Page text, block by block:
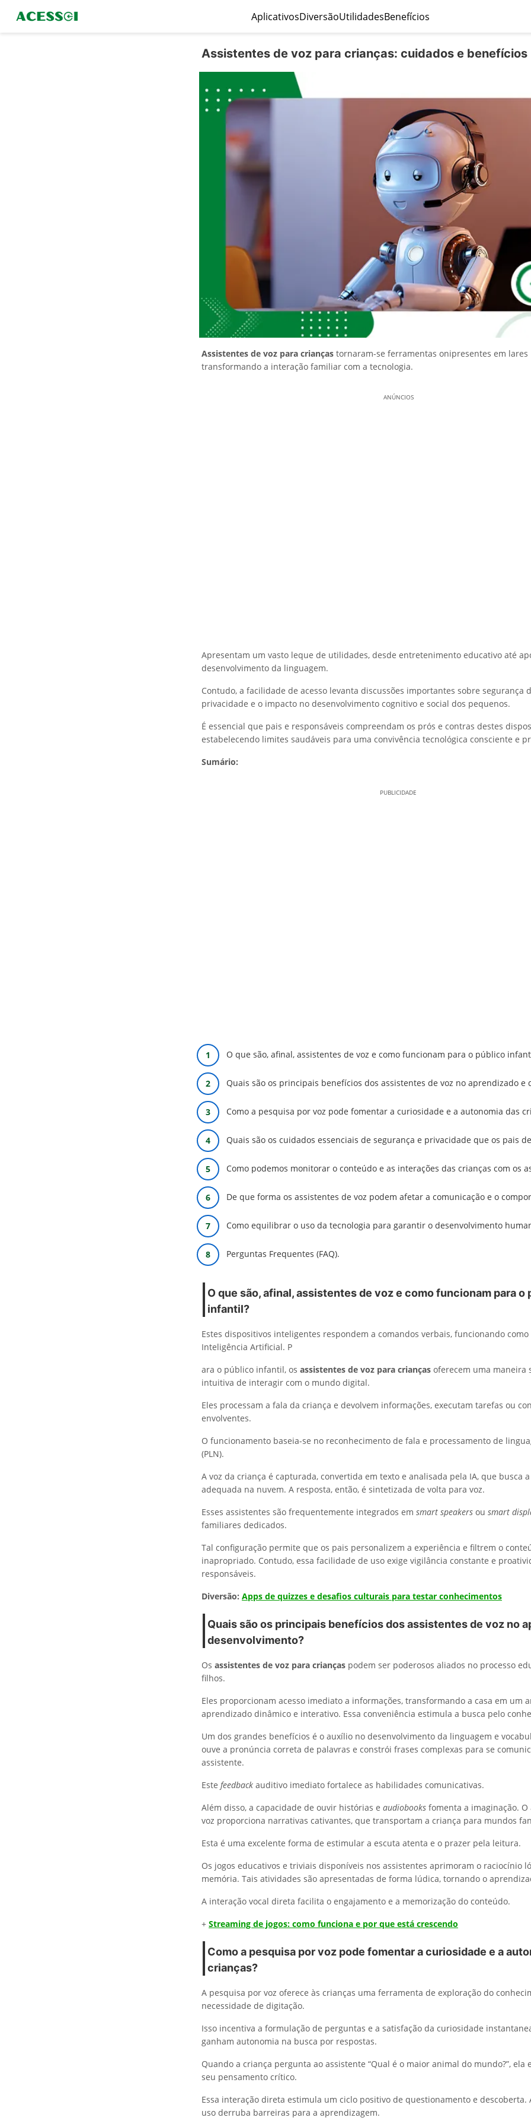
AplicativosDiversãoUtilidadesBenefícios
Assistentes de voz para crianças: cuidados e benefícios
Assistentes de voz para crianças tornaram-se ferramentas onipresentes em lares
transformando a interação familiar com a tecnologia.
ANÚNCIOS
Apresentam um vasto leque de utilidades, desde entretenimento educativo até
desenvolvimento da linguagem.
Contudo, a facilidade de acesso levanta discussões importantes sobre segurança
privacidade e o impacto no desenvolvimento cognitivo e social dos pequenos.
É essencial que pais e responsáveis compreendam os prós e contras destes
estabelecendo limites saudáveis para uma convivência tecnológica consciente e
Sumário:
PUBLICIDADE
O que são, afinal, assistentes de voz e como funcionam para o público
Quais são os principais benefícios dos assistentes de voz no aprendizado e
Como a pesquisa por voz pode fomentar a curiosidade e a autonomia das
Quais são os cuidados essenciais de segurança e privacidade que os pais
Como podemos monitorar o conteúdo e as interações das crianças com os
De que forma os assistentes de voz podem afetar a comunicação e o
Como equilibrar o uso da tecnologia para garantir o desenvolvimento
Perguntas Frequentes (FAQ).
O que são, afinal, assistentes de voz e como funcionam para o
infantil?
Estes dispositivos inteligentes respondem a comandos verbais, funcionando
Inteligência Artificial. P
ara o público infantil, os assistentes de voz para crianças oferecem uma maneira
intuitiva de interagir com o mundo digital.
Eles processam a fala da criança e devolvem informações, executam tarefas ou
envolventes.
O funcionamento baseia-se no reconhecimento de fala e processamento de
(PLN).
A voz da criança é capturada, convertida em texto e analisada pela IA, que busca
adequada na nuvem. A resposta, então, é sintetizada de volta para voz.
Esses assistentes são frequentemente integrados em smart speakers ou smart
familiares dedicados.
Tal configuração permite que os pais personalizem a experiência e filtrem o
inapropriado. Contudo, essa facilidade de uso exige vigilância constante e
responsáveis.
Diversão: Apps de quizzes e desafios culturais para testar conhecimentos
Quais são os principais benefícios dos assistentes de voz no
desenvolvimento?
Os assistentes de voz para crianças podem ser poderosos aliados no processo
filhos.
Eles proporcionam acesso imediato a informações, transformando a casa em um
aprendizado dinâmico e interativo. Essa conveniência estimula a busca pelo
Um dos grandes benefícios é o auxílio no desenvolvimento da linguagem e
ouve a pronúncia correta de palavras e constrói frases complexas para se
assistente.
Este feedback auditivo imediato fortalece as habilidades comunicativas.
Além disso, a capacidade de ouvir histórias e audiobooks fomenta a imaginação.
voz proporciona narrativas cativantes, que transportam a criança para mundos
Esta é uma excelente forma de estimular a escuta atenta e o prazer pela leitura.
Os jogos educativos e triviais disponíveis nos assistentes aprimoram o raciocínio
memória. Tais atividades são apresentadas de forma lúdica, tornando o
A interação vocal direta facilita o engajamento e a memorização do conteúdo.
+ Streaming de jogos: como funciona e por que está crescendo
Como a pesquisa por voz pode fomentar a curiosidade e a
crianças?
A pesquisa por voz oferece às crianças uma ferramenta de exploração do
necessidade de digitação.
Isso incentiva a formulação de perguntas e a satisfação da curiosidade
ganham autonomia na busca por respostas.
Quando a criança pergunta ao assistente “Qual é o maior animal do mundo?”, ela
seu pensamento crítico.
Essa interação direta estimula um ciclo positivo de questionamento e descoberta.
uso derruba barreiras para a aprendizagem.